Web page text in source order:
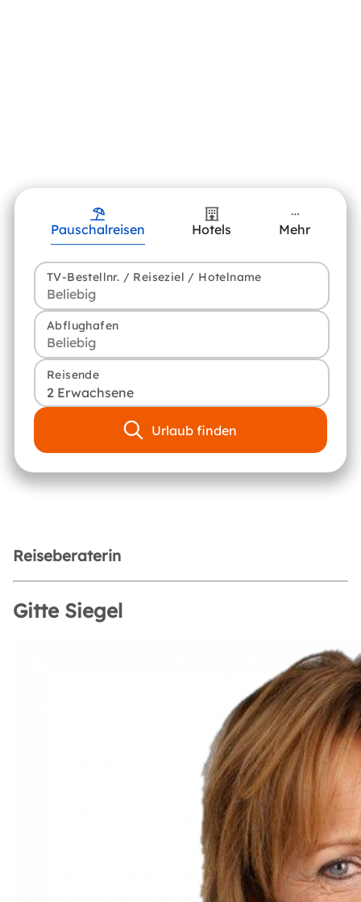
Pauschalreisen Hotels Mehr
TV-Bestellnr. / Reiseziel / Hotelname
Abflughafen
Reisende
2 Erwachsene
Urlaub finden
Reiseberaterin
Gitte Siegel